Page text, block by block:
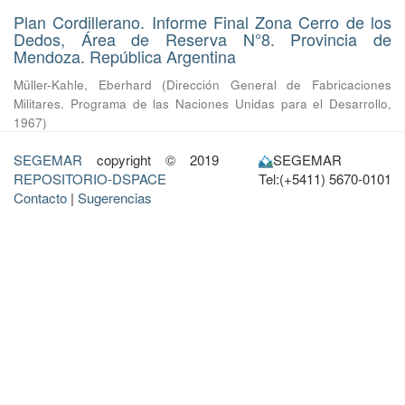
Plan Cordillerano. Informe Final Zona Cerro de los
Dedos, Área de Reserva N°8. Provincia de
Mendoza. República Argentina
Müller-Kahle, Eberhard (Dirección General de Fabricaciones
Militares. Programa de las Naciones Unidas para el Desarrollo,
1967)
SEGEMAR copyright © 2019
REPOSITORIO-DSPACE
Contacto | Sugerencias
SEGEMAR
Tel:(+5411) 5670-0101